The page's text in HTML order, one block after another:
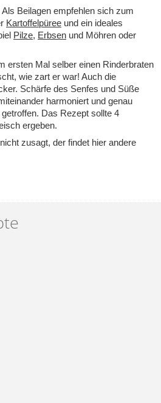
Beilagen empfehlen sich zum
Kartoffelpüree und ein ideales
Pilze, Erbsen und Möhren oder
ersten Mal selber einen Rinderbraten
wie zart er war! Auch die
Schärfe des Senfes und Süße
harmoniert und genau
Das Rezept sollte 4
ergeben.
zusagt, der findet hier andere